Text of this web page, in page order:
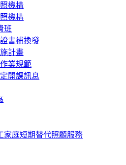
機構
機構
班
書補換發
計畫
業規範
開課訊息
家庭短期替代照顧服務